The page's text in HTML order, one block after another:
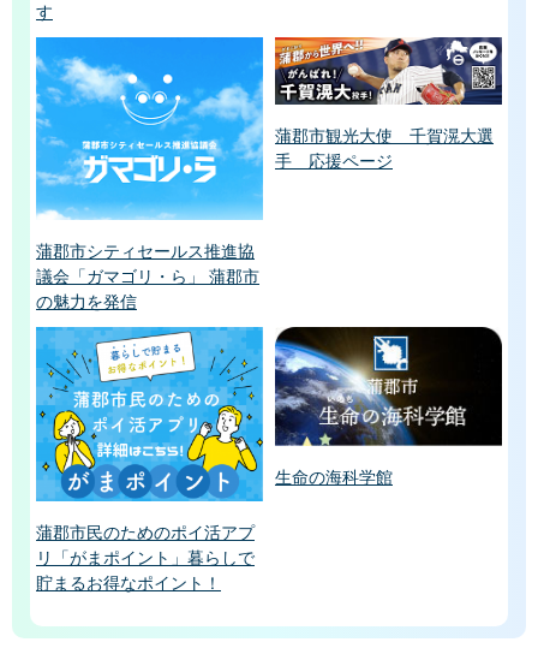
す
蒲郡市シティセールス推進協
議会「ガマゴリ・ら」 蒲郡市
の魅力を発信
蒲郡市観光大使 千賀滉大選
手 応援ページ
蒲郡市民のためのポイ活アプ
リ「がまポイント」暮らしで
貯まるお得なポイント！
生命の海科学館